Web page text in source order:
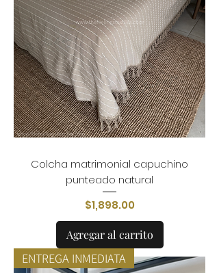
Colcha matrimonial capuchino
punteado natural
Precio
$1,898.00
Agregar al carrito
ENTREGA INMEDIATA